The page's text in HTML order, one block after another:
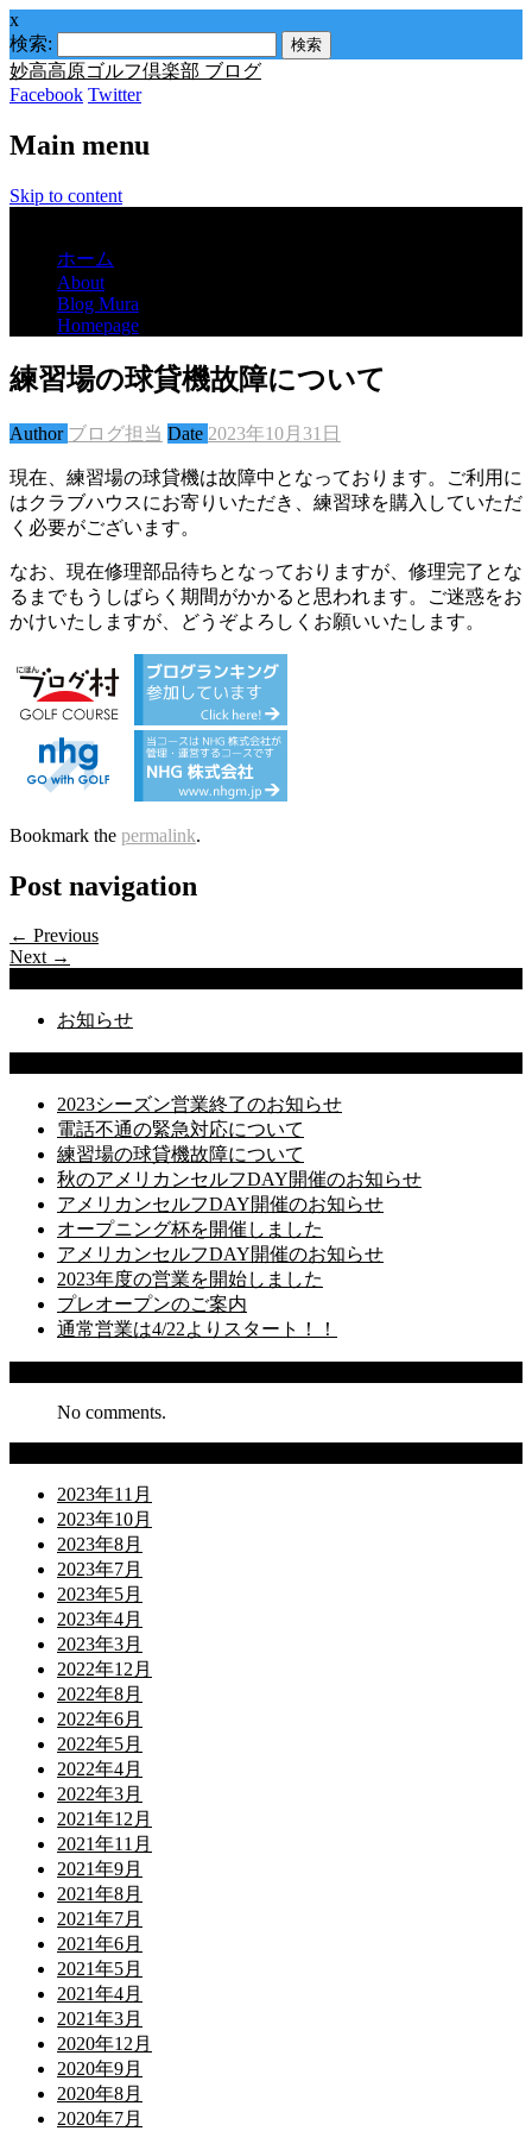
x
検索:
妙高高原ゴルフ倶楽部 ブログ
Facebook Twitter
Main menu
Skip to content
ホーム
About
Blog Mura
Homepage
練習場の球貸機故障について
Author ブログ担当 Date 2023年10月31日
現在、練習場の球貸機は故障中となっております。ご利用に
はクラブハウスにお寄りいただき、練習球を購入していただ
く必要がございます。
なお、現在修理部品待ちとなっておりますが、修理完了とな
るまでもうしばらく期間がかかると思われます。ご迷惑をお
かけいたしますが、どうぞよろしくお願いいたします。
Bookmark the permalink.
Post navigation
← Previous
Next →
お知らせ
2023シーズン営業終了のお知らせ
電話不通の緊急対応について
練習場の球貸機故障について
秋のアメリカンセルフDAY開催のお知らせ
アメリカンセルフDAY開催のお知らせ
オープニング杯を開催しました
アメリカンセルフDAY開催のお知らせ
2023年度の営業を開始しました
プレオープンのご案内
通常営業は4/22よりスタート！！
No comments.
2023年11月
2023年10月
2023年8月
2023年7月
2023年5月
2023年4月
2023年3月
2022年12月
2022年8月
2022年6月
2022年5月
2022年4月
2022年3月
2021年12月
2021年11月
2021年9月
2021年8月
2021年7月
2021年6月
2021年5月
2021年4月
2021年3月
2020年12月
2020年9月
2020年8月
2020年7月